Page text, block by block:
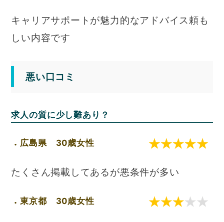
キャリアサポートが魅力的なアドバイス頼も
しい内容です
悪い口コミ
求人の質に少し難あり？
広島県 30歳女性
たくさん掲載してあるが悪条件が多い
東京都 30歳女性